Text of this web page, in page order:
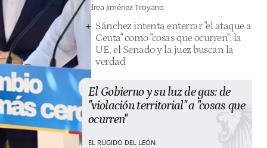
Andrea Jiménez Troyano
Sánchez intenta enterrar "el ataque a
Ceuta" como "cosas que ocurren": la
UE, el Senado y la juez buscan la
verdad
El Gobierno y su luz de gas: de
"violación territorial" a "cosas que
ocurren"
EL RUGIDO DEL LEÓN